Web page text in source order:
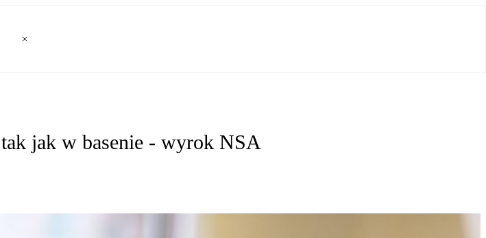
jak w basenie - wyrok NSA